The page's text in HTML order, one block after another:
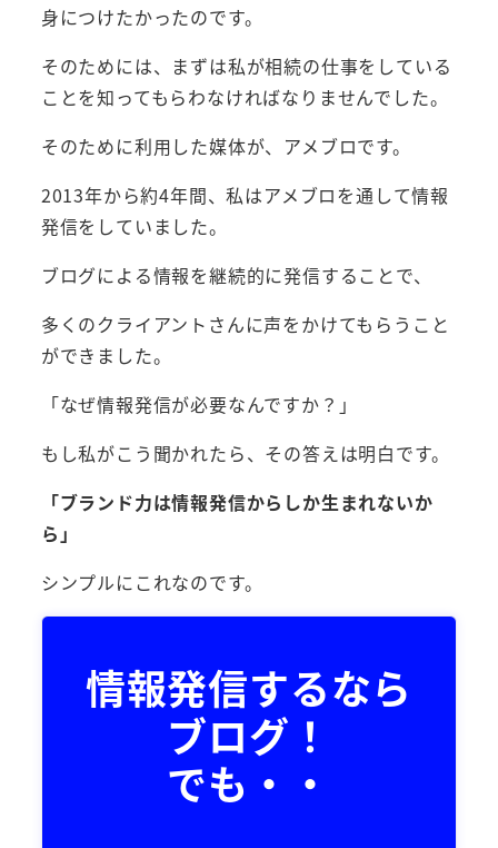
身につけたかったのです。
そのためには、まずは私が相続の仕事をしている
ことを知ってもらわなければなりませんでした。
そのために利用した媒体が、アメブロです。
2013年から約4年間、私はアメブロを通して情報
発信をしていました。
ブログによる情報を継続的に発信することで、
多くのクライアントさんに声をかけてもらうこと
ができました。
「なぜ情報発信が必要なんですか？」
もし私がこう聞かれたら、その答えは明白です。
「ブランド力は情報発信からしか生まれないか
ら」
シンプルにこれなのです。
情報発信するなら
ブログ！
でも・・